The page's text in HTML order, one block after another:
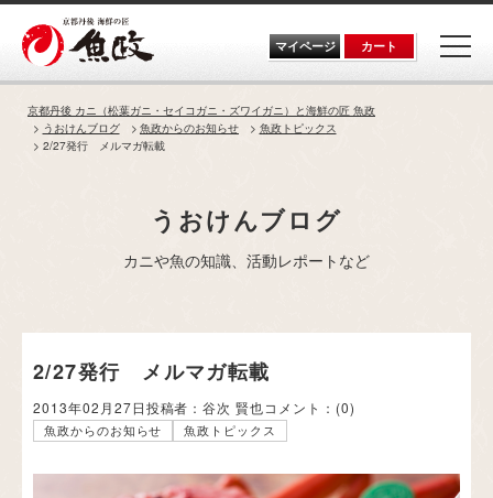
Skip
content
マイページ カート
京都丹後 カニ（松葉ガニ・セイコガニ・ズワイガニ）と海鮮の匠 魚政
うおけんブログ
魚政からのお知らせ
魚政トピックス
2/27発行 メルマガ転載
うおけんブログ
カニや魚の知識、活動レポートなど
2/27発行 メルマガ転載
2013年02月27日投稿者：谷次 賢也コメント： (0)
魚政からのお知らせ 魚政トピックス